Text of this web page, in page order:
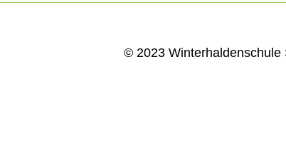
© 2023 Winterhaldenschule